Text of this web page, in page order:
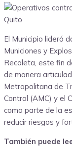
El Municipio lideró
Municiones y
Recoleta, este fin
de manera
Metropolitana de
Control (AMC) y el
como parte de la
reducir riesgos y
También puede